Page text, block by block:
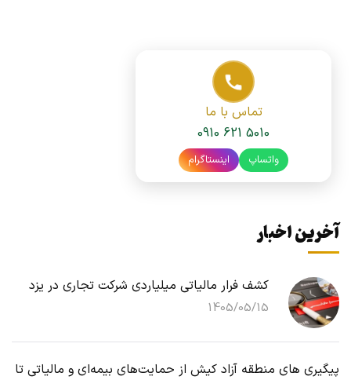
تماس با ما
0910 621 5010
واتساپ اینستاگرام
آخرین اخبار
کشف فرار مالیاتی میلیاردی شرکت تجاری در یزد
1405/05/15
پیگیری های منطقه آزاد کیش از حمایت‌های بیمه‌ای و مالیاتی تا